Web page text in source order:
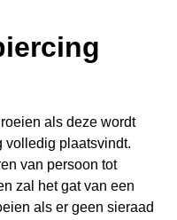
als deze wordt
volledig plaatsvindt.
van persoon tot
zal het gat van een
als er geen sieraad